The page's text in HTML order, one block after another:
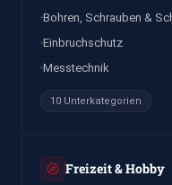
Bohren, Schrauben &
Einbruchschutz
Messtechnik
10 Unterkategorien
Freizeit & Hobby